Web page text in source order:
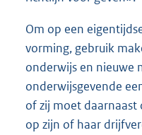
Om op een
vorming, gebruik
onderwijs en nieuwe
onderwijsgevende
of zij moet
op zijn of haar